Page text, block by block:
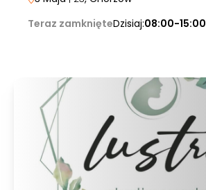
Teraz zamknięteDzisiaj:08:00-15:00